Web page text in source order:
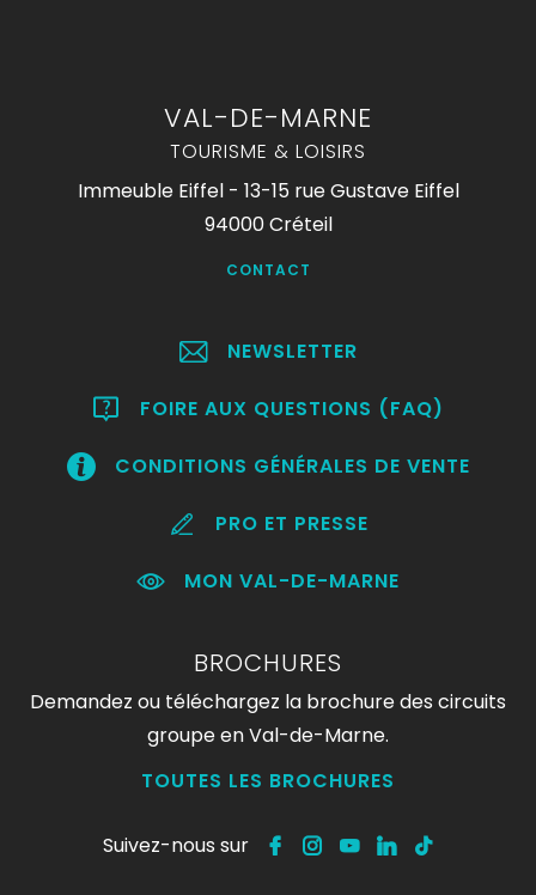
VAL-DE-MARNE
TOURISME & LOISIRS
Immeuble Eiffel - 13-15 rue Gustave Eiffel
94000 Créteil
CONTACT
NEWSLETTER
FOIRE AUX QUESTIONS (FAQ)
CONDITIONS GÉNÉRALES DE VENTE
PRO ET PRESSE
MON VAL-DE-MARNE
BROCHURES
Demandez ou téléchargez la brochure des circuits
groupe en Val-de-Marne.
TOUTES LES BROCHURES
Suivez-nous sur